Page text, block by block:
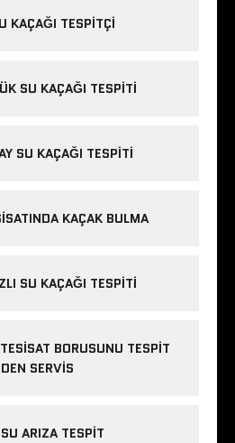
KAÇAĞI TESPITÇI
SU KAÇAĞI TESPITI
SU KAÇAĞI TESPITI
KAÇAK BULMA
SU KAÇAĞI TESPITI
BORUSUNU TESPIT
SERVIS
ARIZA TESPIT